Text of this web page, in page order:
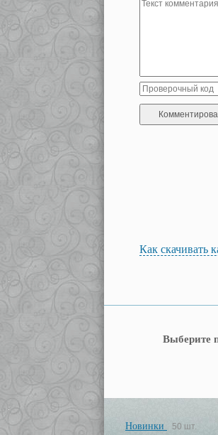
Как скачивать
Выберите
Новинки 50 шт.